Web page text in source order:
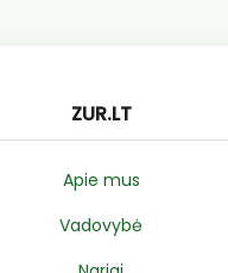
ZUR.LT
Apie mus
Vadovybė